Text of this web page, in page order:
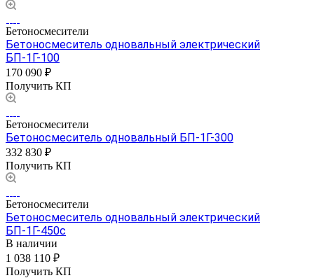
Бетоносмесители
Бетоносмеситель одновальный электрический
БП-1Г-100
170 090 ₽
Получить КП
Бетоносмесители
Бетоносмеситель одновальный БП-1Г-300
332 830 ₽
Получить КП
Бетоносмесители
Бетоносмеситель одновальный электрический
БП-1Г-450с
В наличии
1 038 110 ₽
Получить КП